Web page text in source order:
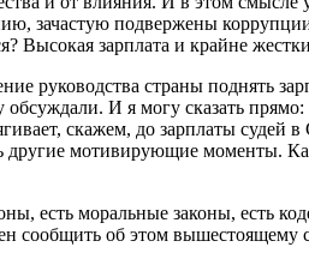
зачастую подвержены
Высокая зарплата и крайне
руководства страны поднять
обсуждали. И я могу сказать
скажем, до зарплаты
мотивирующие моменты.
есть моральные законы,
сообщить об этом